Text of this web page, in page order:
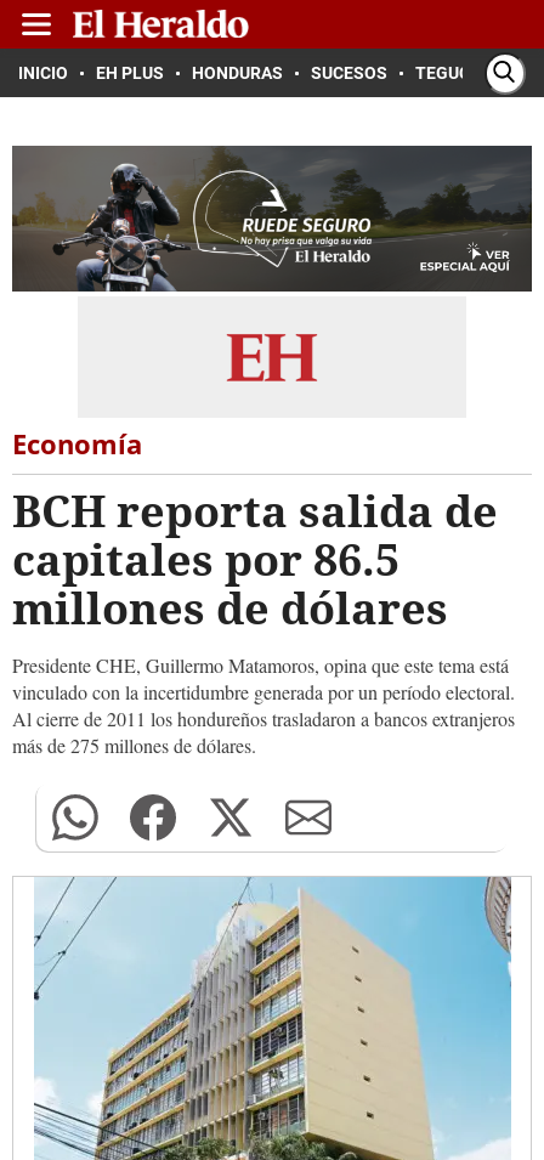
INICIO EH PLUS HONDURAS SUCESOS TEGUCIGALPA
Economía
BCH reporta salida de
capitales por 86.5
millones de dólares
Presidente CHE, Guillermo Matamoros, opina que este tema está
vinculado con la incertidumbre generada por un período electoral.
Al cierre de 2011 los hondureños trasladaron a bancos extranjeros
más de 275 millones de dólares.